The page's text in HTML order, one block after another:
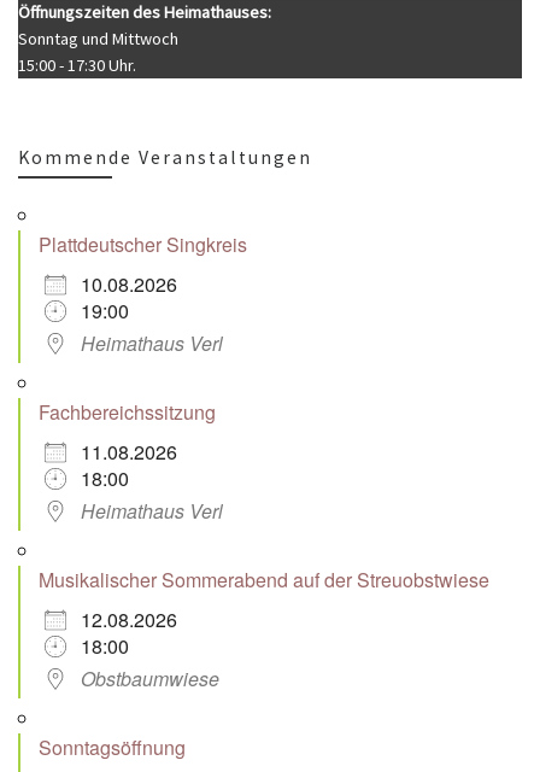
Öffnungszeiten des Heimathauses:
Sonntag und Mittwoch
15:00 - 17:30 Uhr.
Kommende Veranstaltungen
Plattdeutscher Singkreis
10.08.2026
19:00
Heimathaus Verl
Fachbereichssitzung
11.08.2026
18:00
Heimathaus Verl
Musikalischer Sommerabend auf der Streuobstwiese
12.08.2026
18:00
Obstbaumwiese
Sonntagsöffnung